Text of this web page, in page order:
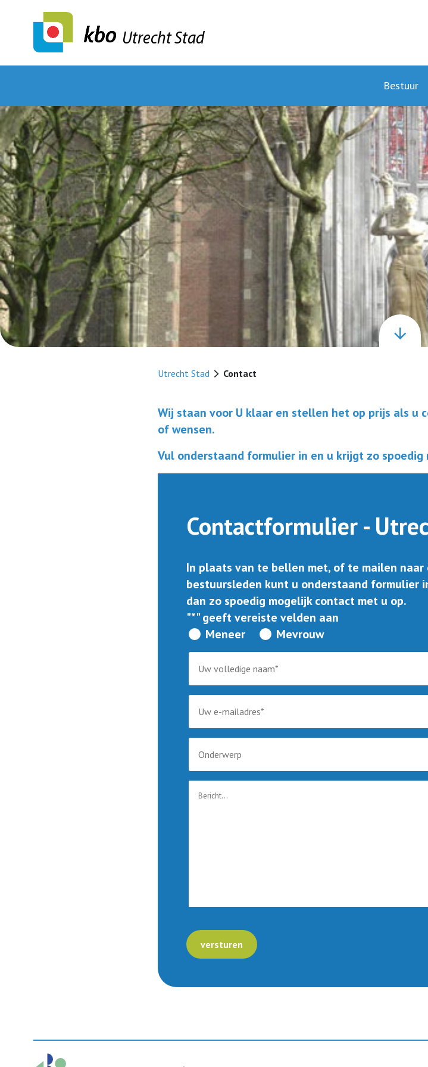
Utrecht Stad
Bestuur
Utrecht Stad Contact
Wij staan voor U klaar en stellen het op prijs als u
of wensen.
Vul onderstaand formulier in en u krijgt zo spoedig
Contactformulier -
In plaats van te bellen met, of te mailen naar
bestuursleden kunt u onderstaand formulier
dan zo spoedig mogelijk contact met u op.
"*" geeft vereiste velden aan
Meneer
Mevrouw
versturen